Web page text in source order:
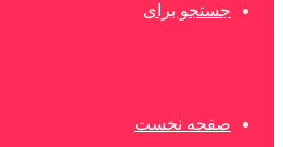
جستجو برای
صفحه نخست